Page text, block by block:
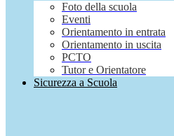
Foto della scuola
Eventi
Orientamento in entrata
Orientamento in uscita
PCTO
Tutor e Orientatore
Sicurezza a Scuola